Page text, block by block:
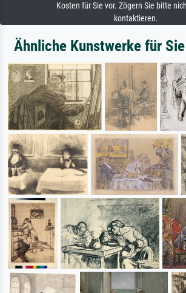
Kosten für Sie vor. Zögern Sie bitte
kontaktieren.
Ähnliche Kunstwerke für